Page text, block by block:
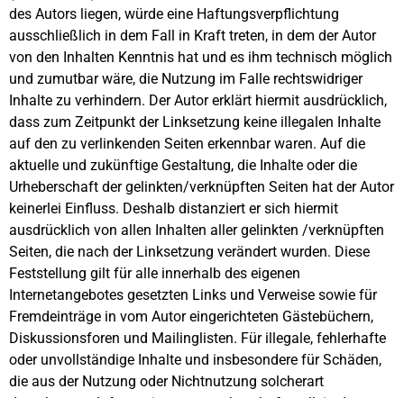
des Autors liegen, würde eine Haftungsverpflichtung
ausschließlich in dem Fall in Kraft treten, in dem der Autor
von den Inhalten Kenntnis hat und es ihm technisch möglich
und zumutbar wäre, die Nutzung im Falle rechtswidriger
Inhalte zu verhindern. Der Autor erklärt hiermit ausdrücklich,
dass zum Zeitpunkt der Linksetzung keine illegalen Inhalte
auf den zu verlinkenden Seiten erkennbar waren. Auf die
aktuelle und zukünftige Gestaltung, die Inhalte oder die
Urheberschaft der gelinkten/verknüpften Seiten hat der Autor
keinerlei Einfluss. Deshalb distanziert er sich hiermit
ausdrücklich von allen Inhalten aller gelinkten /verknüpften
Seiten, die nach der Linksetzung verändert wurden. Diese
Feststellung gilt für alle innerhalb des eigenen
Internetangebotes gesetzten Links und Verweise sowie für
Fremdeinträge in vom Autor eingerichteten Gästebüchern,
Diskussionsforen und Mailinglisten. Für illegale, fehlerhafte
oder unvollständige Inhalte und insbesondere für Schäden,
die aus der Nutzung oder Nichtnutzung solcherart